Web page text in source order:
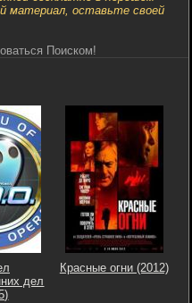
материал, оставьте своей
Поиском!
дел
Красные огни (2012)